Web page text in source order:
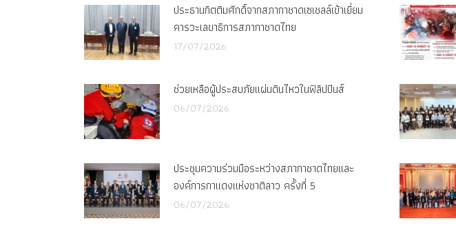
ประธานกิตติมศักดิ์จากสภากาชาดเซเชลล์เข้าเยี่ยม
คารวะเลขาธิการสภากาชาดไทย
17/07/2026
ช่วยเหลือผู้ประสบภัยแผ่นดินไหวในฟิลิปปินส์
06/07/2026
ประชุมความร่วมมือระหว่างสภากาชาดไทยและ
องค์การกาแดงแห่งชาติลาว ครั้งที่ 5
06/07/2026